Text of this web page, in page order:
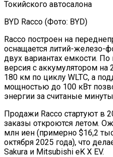
BYD Racco (Фото: BYD)
Racco построен на
оснащается литий-железо-
двух вариантах емкости.
версия с аккумулятором на
180 км по циклу WLTC, а
мощностью до 100 кВт
энергии за считаные
Продажи Racco стартуют в
заказы откроются летом.
млн иен (примерно $16,2
октября 2025 года), что
Sakura и Mitsubishi eK X EV.